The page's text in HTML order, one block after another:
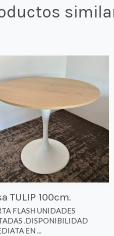
TULIP 100cm.
FLASH UNIDADES
.DISPONIBILIDAD
EN ...